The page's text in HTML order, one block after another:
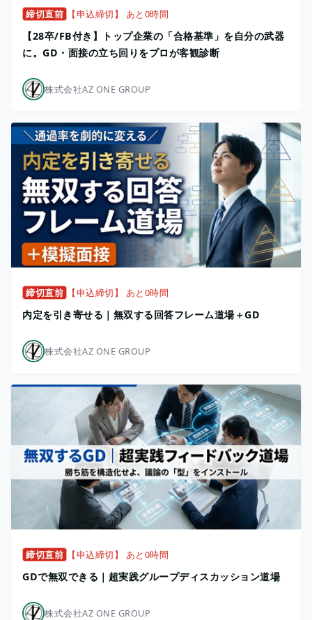
締切直前 【申込締切】 あと0時間
【28卒/FB付き】トップ企業の「合格基準」を自分の武器
に。GD・面接の立ち回りをプロが客観診断
株式会社AZ ONE GROUP
締切直前 【申込締切】 あと0時間
内定を引き寄せる｜無双する回答フレーム道場＋GD
株式会社AZ ONE GROUP
締切直前 【申込締切】 あと0時間
GDで無双できる｜超実践グループディスカッション道場
株式会社AZ ONE GROUP